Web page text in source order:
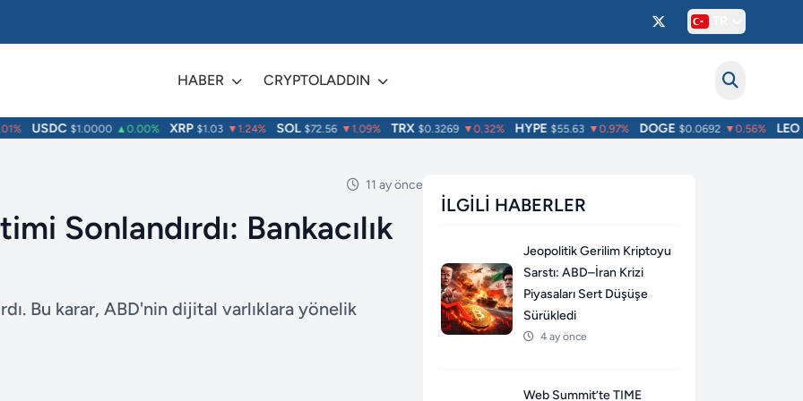
HABER CRYPTOLADDIN
USDC $1.0000 ▲0.00% XRP $1.03 ▼1.24% SOL $72.56 ▼1.09% TRX $0.3269 ▼0.32% HYPE $55.63 ▼0.97% DOGE $0.0692 ▼0.56% LEO
11 ay önce
Sonlandırdı: Bankacılık
Bu karar, ABD'nin dijital varlıklara yönelik
İLGILI HABERLER
Jeopolitik Gerilim Kriptoyu
Sarstı: ABD–İran Krizi
Piyasaları Sert Düşüşe
Sürükledi
4 ay önce
Web Summit’te TIME